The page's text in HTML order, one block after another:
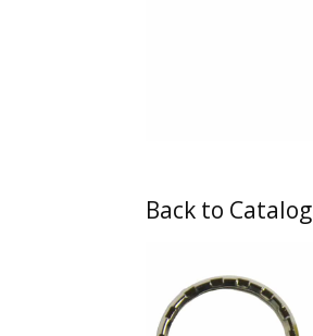
Back to Catalog